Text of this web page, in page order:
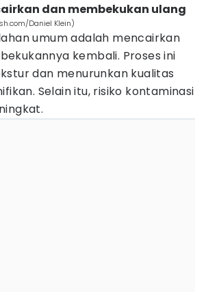
dan membekukan ulang
Daniel Klein)
umum adalah mencairkan
kembali. Proses ini
dan menurunkan kualitas
Selain itu, risiko kontaminasi